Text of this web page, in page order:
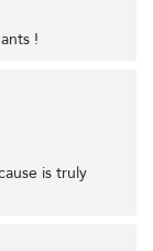
!
is truly